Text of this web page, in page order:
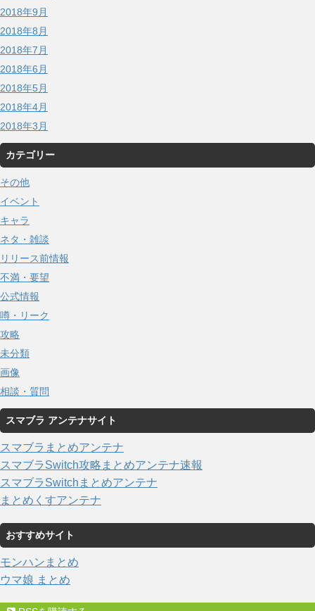
2018年9月
2018年8月
2018年7月
2018年6月
2018年5月
2018年4月
2018年3月
カテゴリー
その他
イベント
キャラ
ネタ・雑談
リリース前情報
不満・要望
公式情報
噂・リーク
攻略
未分類
画像
相談・質問
スマブラ アンテナサイト
スマブラまとめアンテナ
スマブラSwitch攻略まとめアンテナ速報
スマブラSwitchまとめアンテナ
まとめくすアンテナ
おすすめサイト
モンハンまとめ
ウマ娘 まとめ